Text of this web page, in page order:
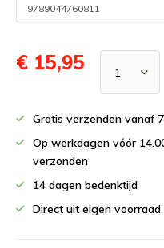
9789044760811
€ 15,95
Gratis verzenden vanaf
Op werkdagen vóór
verzonden
14 dagen bedenktijd
Direct uit eigen